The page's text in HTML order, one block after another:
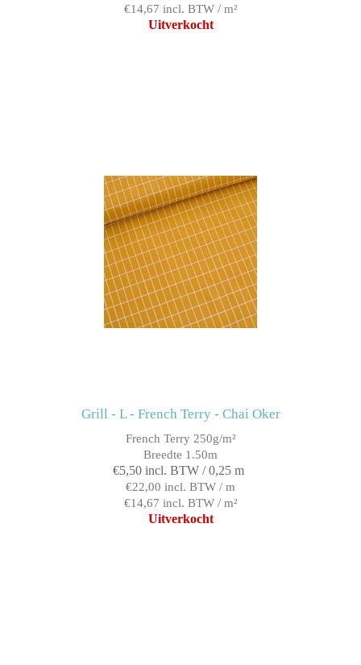
€14,67 incl. BTW / m²
Uitverkocht
Grill - L - French Terry - Chai Oker
French Terry 250g/m²
Breedte 1.50m
€5,50 incl. BTW / 0,25 m
€22,00 incl. BTW / m
€14,67 incl. BTW / m²
Uitverkocht